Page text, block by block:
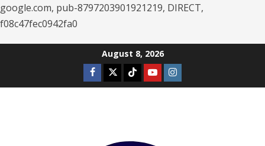
google.com, pub-8797203901921219, DIRECT,
f08c47fec0942fa0
August 8, 2026
Facebook
TwitterTiktokYoutubeInstagram